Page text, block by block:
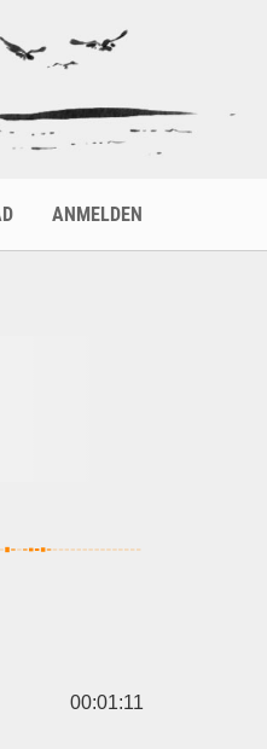
ANMELDEN
00:01:11